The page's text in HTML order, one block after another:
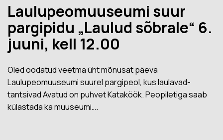
Laulupeomuuseumi suur
pargipidu „Laulud sõbrale“ 6.
juuni, kell 12.00
Oled oodatud veetma üht mõnusat päeva
Laulupeomuuseumi suurel pargipeol, kus laulavad-
tantsivad Avatud on puhvet Kataköök. Peopiletiga saab
külastada ka muuseumi….